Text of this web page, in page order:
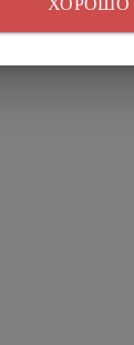
ХОРОШО